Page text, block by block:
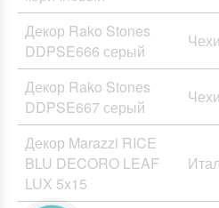
Декор Rako Stones
DDPSE666 серый
Декор Rako Stones
DDPSE667 серый
Декор Marazzi RICE
BLU DECORO LEAF
LUX 5x15